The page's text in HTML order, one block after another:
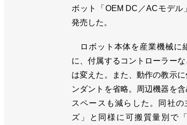
ボット「OEM DC／ACモデル
発売した。
ロボット本体を産業機械に
に、付属するコントローラー
は変えた。また、動作の教示
ンダントを省略。周辺機器を
スペースも減らした。同社
ズ」と同様に可搬質量別で